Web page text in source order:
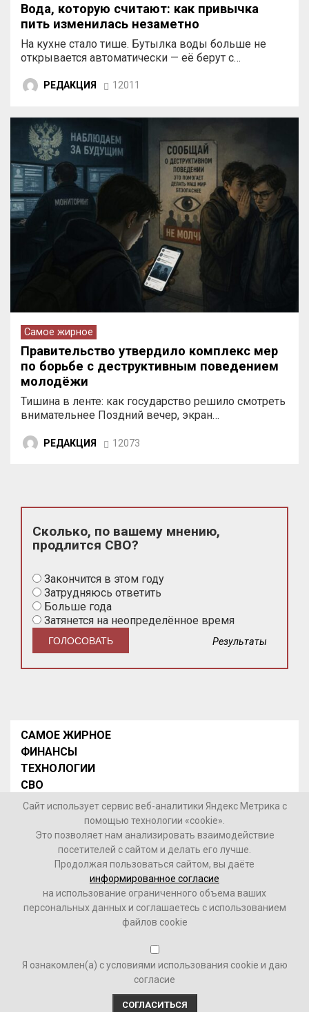
Вода, которую считают: как привычка
пить изменилась незаметно
На кухне стало тише. Бутылка воды больше не
открывается автоматически — её берут с…
РЕДАКЦИЯ 12011
Самое жирное
Правительство утвердило комплекс мер
по борьбе с деструктивным поведением
молодёжи
Тишина в ленте: как государство решило смотреть
внимательнее Поздний вечер, экран…
РЕДАКЦИЯ 12073
Сколько, по вашему мнению,
продлится СВО?
Закончится в этом году
Затрудняюсь ответить
Больше года
Затянется на неопределённое время
Результаты
САМОЕ ЖИРНОЕ
ФИНАНСЫ
ТЕХНОЛОГИИ
СВО
НОВОСТИ В МИРЕ
НОВОСТИ РОССИИ
Контакты
© 2026 Интернет-газета «МедиаЖир» -Согласие
пользователя на обработку данных
16+
Зарегистрировано Федеральной службой по надзору в
сфере связи, информационных технологий и массовых
коммуникаций (Роскомнадзор). Реестровый номер ФС
77-84246 от 28.11.2022 г.
Сайт использует сервис веб-аналитики Яндекс Метрика с
помощью технологии «cookie».
Это позволяет нам анализировать взаимодействие
посетителей с сайтом и делать его лучше.
Продолжая пользоваться сайтом, вы даёте
информированное согласие
на использование ограниченного объема ваших
персональных данных и соглашаетесь с использованием
файлов cookie
Я ознакомлен(а) с условиями использования cookie и даю
согласие
СОГЛАСИТЬСЯ